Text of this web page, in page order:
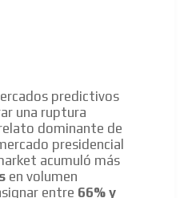
predictivos
una ruptura
dominante de
presidencial
acumuló más
en volumen
entre 66% y